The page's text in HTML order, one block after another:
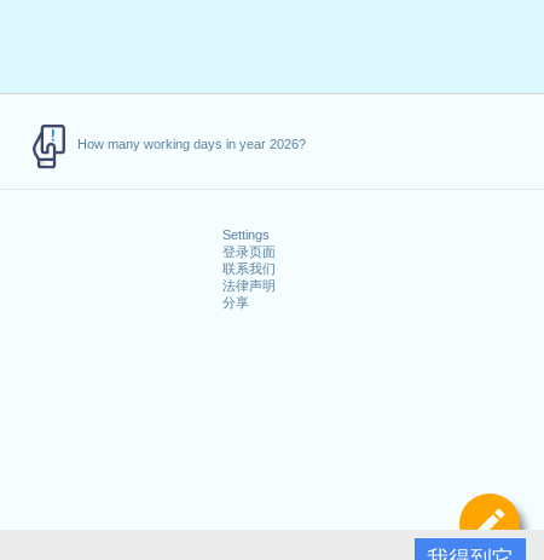
How many working days in year 2026?
Settings
登录页面
联系我们
法律声明
分享
定